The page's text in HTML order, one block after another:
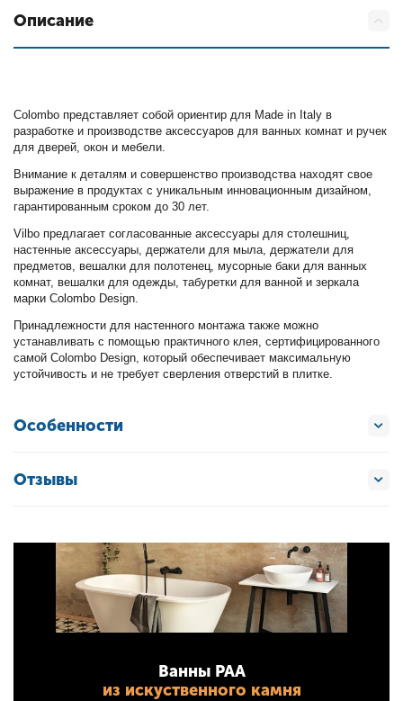
Описание
Colombo представляет собой ориентир для Made in Italy в
разработке и производстве аксессуаров для ванных комнат и ручек
для дверей, окон и мебели.
Внимание к деталям и совершенство производства находят свое
выражение в продуктах с уникальным инновационным дизайном,
гарантированным сроком до 30 лет.
Vilbo предлагает согласованные аксессуары для столешниц,
настенные аксессуары, держатели для мыла, держатели для
предметов, вешалки для полотенец, мусорные баки для ванных
комнат, вешалки для одежды, табуретки для ванной и зеркала
марки Colombo Design.
Принадлежности для настенного монтажа также можно
устанавливать с помощью практичного клея, сертифицированного
самой Colombo Design, который обеспечивает максимальную
устойчивость и не требует сверления отверстий в плитке.
Особенности
Отзывы
Ванны PAA
из искуственного камня